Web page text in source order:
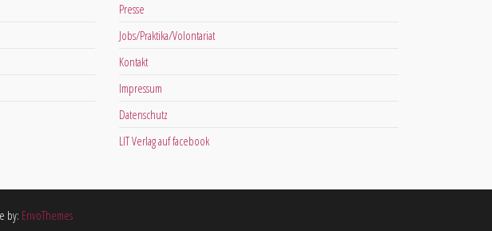
Presse
Jobs/Praktika/Volontariat
Kontakt
Impressum
Datenschutz
LIT Verlag auf facebook
by: EnvoThemes